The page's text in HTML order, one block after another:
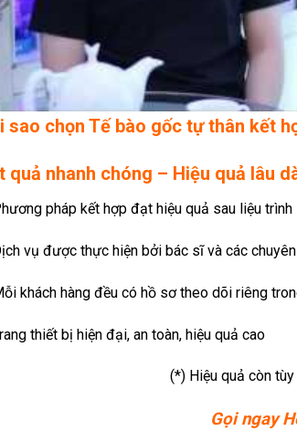
sao chọn Tế bào gốc tự thân kết
quả nhanh chóng – Hiệu quả lâu
pháp kết hợp đạt hiệu quả sau liệu trình
vụ được thực hiện bởi bác sĩ và các
khách hàng đều có hồ sơ theo dõi riêng
thiết bị hiện đại, an toàn, hiệu quả cao
(*) Hiệu quả còn
Gọi ngay